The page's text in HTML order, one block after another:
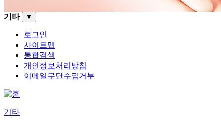
기타 ▼
로그인
사이트맵
통합검색
개인정보처리방침
이메일무단수집거부
기타